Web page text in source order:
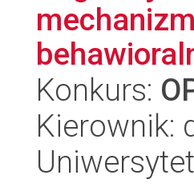
Konkurs:
Kierownik: